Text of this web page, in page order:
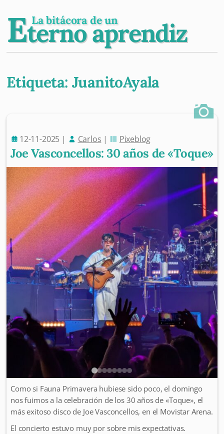
Eterno aprendiz
La bitácora de un
Etiqueta: JuanitoAyala
12-11-2025 | Carlos | Pixeblog
Joe Vasconcellos: 30 años de «Toque»
Como si Fauna Primavera hubiese sido poco, el domingo
nos fuimos a la celebración de los 30 años de «Toque», el
más exitoso disco de Joe Vasconcellos, en el Movistar Arena.
El concierto estuvo muy por sobre mis expectativas.